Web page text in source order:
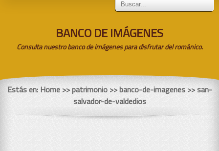
BANCO DE IMÁGENES
Consulta nuestro banco de imágenes para disfrutar del románico.
Estás en: Home>> patrimonio >> banco-de-imagenes >> san-
salvador-de-valdedios